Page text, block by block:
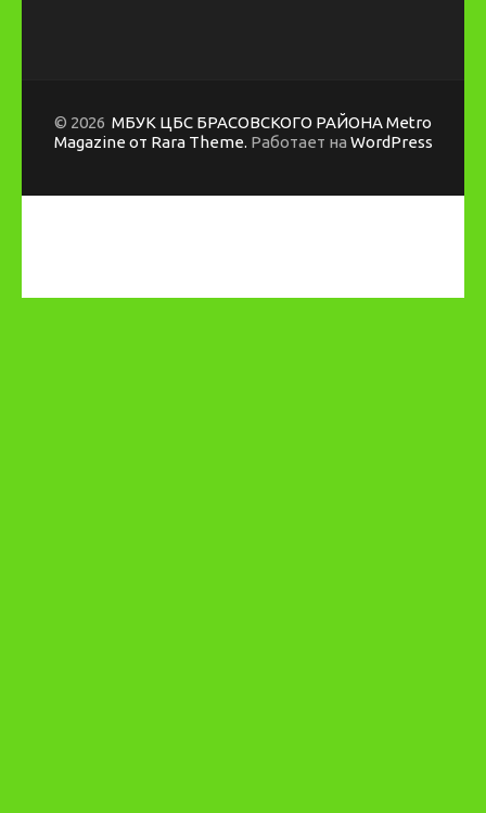
© 2026 МБУК ЦБС БРАСОВСКОГО РАЙОНАMetro
Magazine от Rara Theme. Работает на WordPress